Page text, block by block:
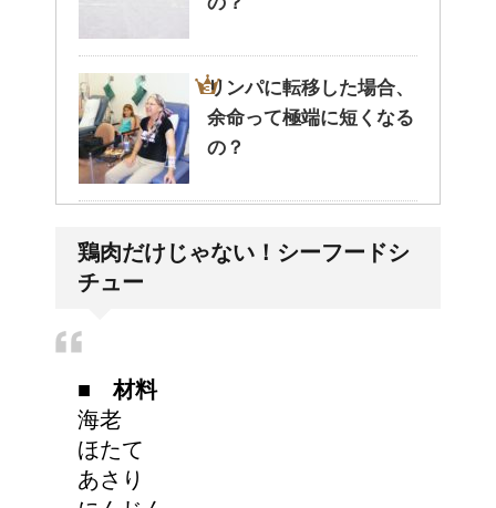
リンパに転移した場合、
余命って極端に短くなる
の？
気管支はどうなるの？
鶏肉だけじゃない！シーフードシ
チュー
■ 材料
海老
ほたて
あさり